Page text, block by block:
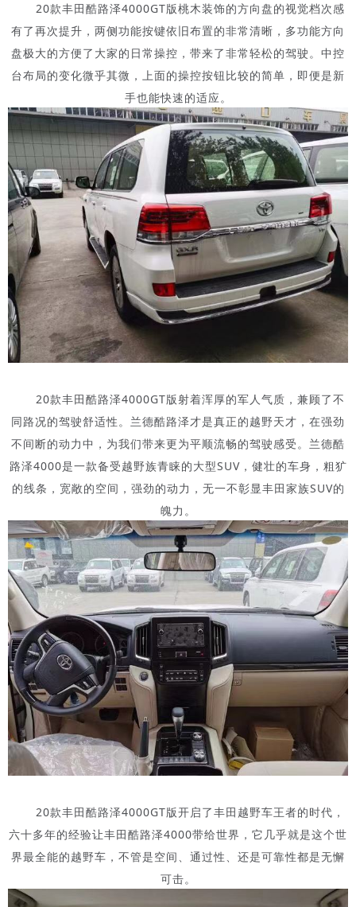
20款丰田酷路泽4000GT版桃木装饰的方向盘的视觉档次感
有了再次提升，两侧功能按键依旧布置的非常清晰，多功能方向
盘极大的方便了大家的日常操控，带来了非常轻松的驾驶。中控
台布局的变化微乎其微，上面的操控按钮比较的简单，即便是新
手也能快速的适应。
20款丰田酷路泽4000GT版射着浑厚的军人气质，兼顾了不
同路况的驾驶舒适性。兰德酷路泽才是真正的越野天才，在强劲
不间断的动力中，为我们带来更为平顺流畅的驾驶感受。兰德酷
路泽4000是一款备受越野族青睐的大型SUV，健壮的车身，粗犷
的线条，宽敞的空间，强劲的动力，无一不彰显丰田家族SUV的
魄力。
20款丰田酷路泽4000GT版开启了丰田越野车王者的时代，
六十多年的经验让丰田酷路泽4000带给世界，它几乎就是这个世
界最全能的越野车，不管是空间、通过性、还是可靠性都是无懈
可击。